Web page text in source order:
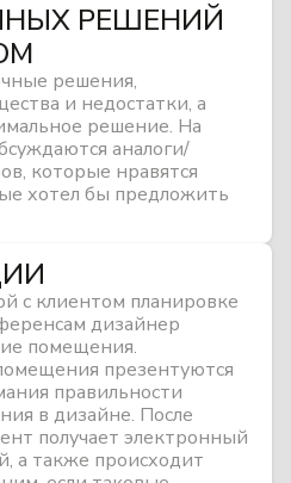
РЕШЕНИЙ
решения,
и недостатки, а
решение. На
аналоги/
которые нравятся
хотел бы предложить
с клиентом планировке
дизайнер
помещения.
презентуются
правильности
в дизайне. После
получает электронный
а также происходит